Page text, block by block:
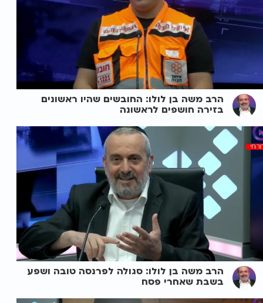
הרב משה בן לולו: החובשים שהיו ראשונים
בזירה חושפים לראשונה
הרב משה בן לולו: סגולה לפרנסה טובה ושפע
בשבת שאחרי פסח